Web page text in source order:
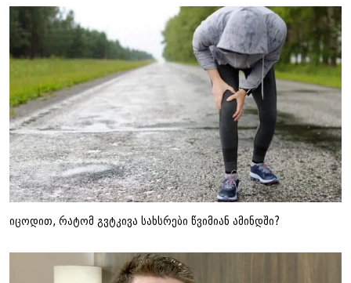
იცოდით, რატომ გვტკივა სახსრები წვიმიან ამინდში?